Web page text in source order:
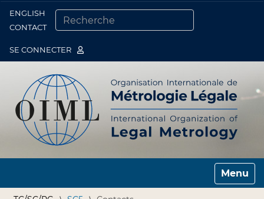
ENGLISH
CONTACT
SE CONNECTER
Toggle